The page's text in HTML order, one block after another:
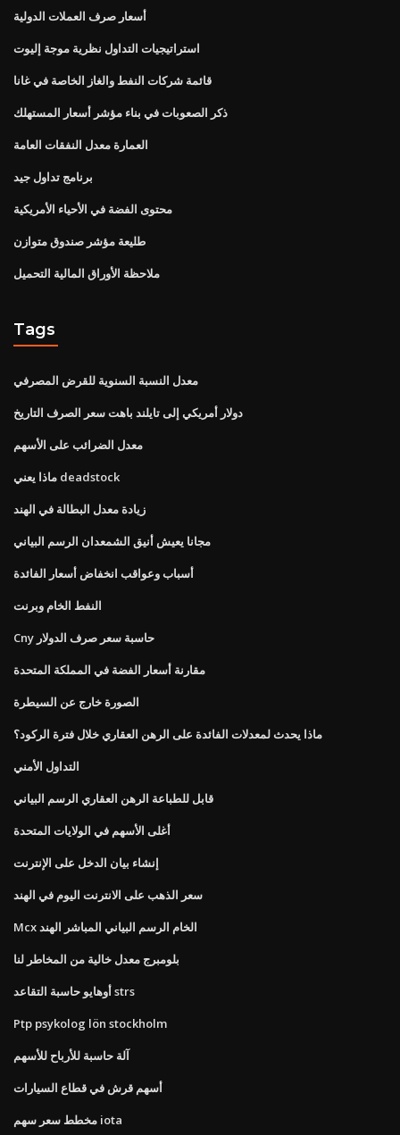
أسعار صرف العملات الدولية
استراتيجيات التداول نظرية موجة إليوت
قائمة شركات النفط والغاز الخاصة في غانا
ذكر الصعوبات في بناء مؤشر أسعار المستهلك
العمارة معدل النفقات العامة
برنامج تداول جيد
محتوى الفضة في الأحياء الأمريكية
طليعة مؤشر صندوق متوازن
ملاحظة الأوراق المالية التحميل
Tags
معدل النسبة السنوية للقرض المصرفي
دولار أمريكي إلى تايلند باهت سعر الصرف التاريخ
معدل الضرائب على الأسهم
ماذا يعني deadstock
زيادة معدل البطالة في الهند
مجانا يعيش أنيق الشمعدان الرسم البياني
أسباب وعواقب انخفاض أسعار الفائدة
النفط الخام وبرنت
Cny حاسبة سعر صرف الدولار
مقارنة أسعار الفضة في المملكة المتحدة
الصورة خارج عن السيطرة
ماذا يحدث لمعدلات الفائدة على الرهن العقاري خلال فترة الركود؟
التداول الأمني
قابل للطباعة الرهن العقاري الرسم البياني
أغلى الأسهم في الولايات المتحدة
إنشاء بيان الدخل على الإنترنت
سعر الذهب على الانترنت اليوم في الهند
Mcx الخام الرسم البياني المباشر الهند
بلومبرج معدل خالية من المخاطر لنا
أوهايو حاسبة التقاعد strs
Ptp psykolog lön stockholm
آلة حاسبة للأرباح للأسهم
أسهم قرش في قطاع السيارات
مخطط سعر سهم iota